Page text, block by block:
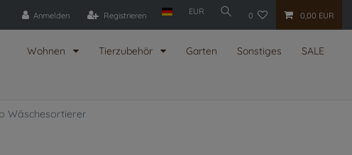
Anmelden Registrieren EUR 0 0,00 EUR
Wohnen Tierzubehör Garten Sonstiges SALE
Wäschesortierer